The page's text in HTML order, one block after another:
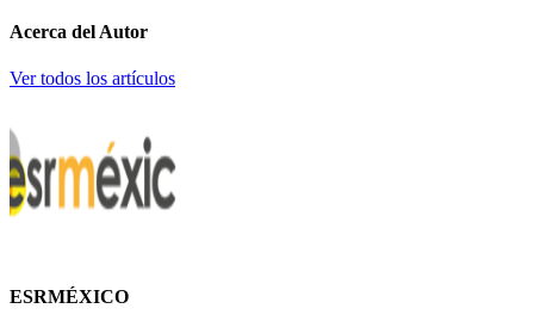
Acerca del Autor
Ver todos los artículos
ESRMÉXICO